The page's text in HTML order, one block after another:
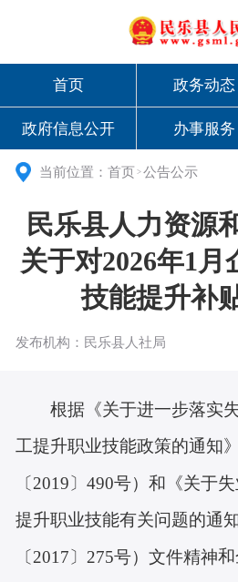
首页 政务动态
政府信息公开 办事服务
当前位置：首页 >公告公示
民乐县人力资源
关于对2026年1
技能提升补
发布机构：民乐县人社局
根据 《关于进一步落实
工提升职业技能政策的通知
〔2019〕490号）和《关于
提升职业技能有关问题的通
〔2017〕275号）文件精神